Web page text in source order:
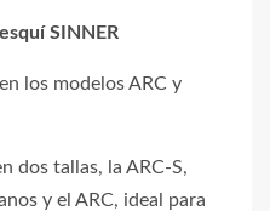
SINNER
los modelos ARC y
dos tallas, la ARC-S,
y el ARC, ideal para